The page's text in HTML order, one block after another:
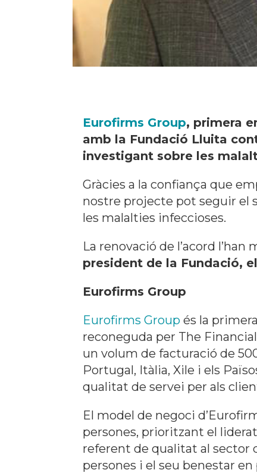
Eurofirms Group, primera
amb la Fundació Lluita
investigant sobre les
Gràcies a la confiança que
nostre projecte pot seguir el
les malalties infeccioses.
La renovació de l’acord l’han
president de la Fundació,
Eurofirms Group
Eurofirms Group és la
reconeguda per The
un volum de facturació de
Portugal, Itàlia, Xile i els
qualitat de servei per als
El model de negoci
persones, prioritzant el
referent de qualitat al sector
persones i el seu benestar